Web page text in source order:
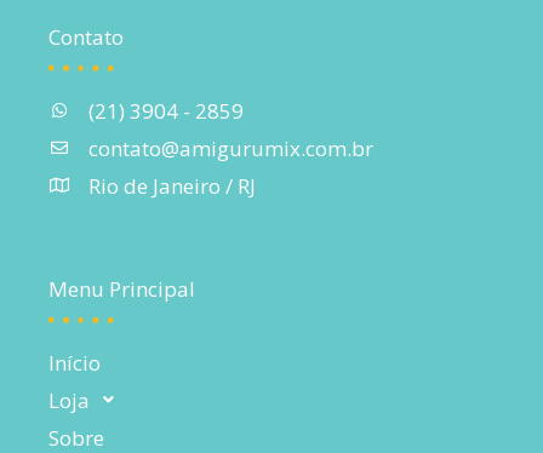
Contato
(21) 3904 - 2859
contato@amigurumix.com.br
Rio de Janeiro / RJ
Menu Principal
Início
Loja
Sobre